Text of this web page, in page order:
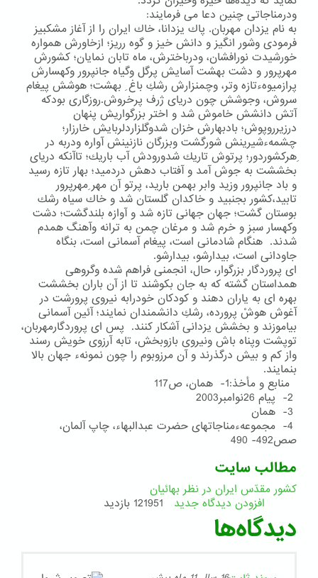
ودرمناجاتی چنین دعا می فرمایند:
به نام یزدان مهربان. پاك یزدانا، خاك ایران را از آغاز مشكبیز
فرمودی وشور انگیز و دانش خیز و گوه رریز؛ ازخاورش همواره
خورشیدت نورافشان، ودرباخترش، ماه تابان نمایان؛ كشورش
مهرپرور و دشت بهشت آسایش پرگل وگیاه جانپرور وكهسارش
پرازمیوهءتازه وتر، وچمنزارش رشكِ باغ ِ بهشت؛ هوشش پیغام
سروش، وجوشش چون دریای ژرف پرخروش.روزگاری بودكه
آتش دانشش خاموش شد و اختر بزرگواریش پنهان
درزیرروپوش؛ بادبهارش خزان شدوگلزاردلربایش خارزار؛
چشمهءشیرینش شورگشت وبزرگان نازنینش آواره ودربه در
ِهركشوردور؛ پرتوش تاریك شدورودش آب باریك؛ تاآنكه دریای
بخششت به جوش آمد و آفتاب دهش دردمید؛ بهار تازه رسید
و باد جانپرور وزید وابر بهمن بارید، پرتو آن مهر ِمهرپرور
تابید،كشور بجنبید و خاكدان گلستان شد و خاك سیاه رشك
بوستان گشت؛ جهان جهانی تازه شد و آوازه بلندگشت؛ دشت
وكهسار سبز و خرم شد و مرغان چمن به ترانه وآهنگ همدم
شدند. هنگام شادمانی است، پیغام آسمانی است، بنگاه
جاودانی است، بیدارشو، بیدارشو.
ای پروردگار بزرگوار، حال، انجمنی فراهم شده وگروهی
همداستان گشته كه به جان بكوشند تا از آن باران بخششت
بهره ای به یاران دهند و كودكان خودرابه نیروی پرورشت در
آغوش هوشْ پرورده، رشكِ دانشمندان نمایند؛ آئین آسمانی
بیاموزند و بخشش یزدانی آشكار كنند. پس ای پروردگارمهربان،
توپشت وپناه باش ونیروی بازوبخش، تابه آرزوی خویش رسند
واز كم و بیش درگذرند و آن مرزوبوم را چون نمونهء جهان بالا
بنمایند.
منابع و مأخذ:1- همان، ص117
4- مجموعهءمناجاتهای حضرت عبدالبهاء، چاپ آلمان،
صص492- 490
مطالب سایت
کشور مقدّس ایران در نظر بهائیان
افزودن دیدگاه جدید
121951 بازدید
دیدگاه‌ها